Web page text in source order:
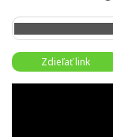
Zdieľať link